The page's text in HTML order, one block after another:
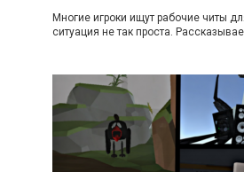
Многие игроки ищут рабочие читы
ситуация не так проста.